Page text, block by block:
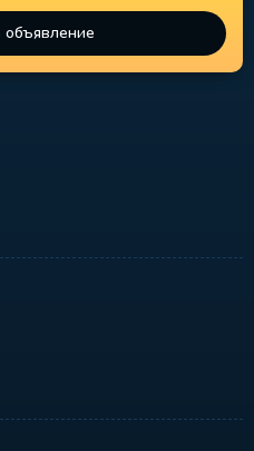
объявление